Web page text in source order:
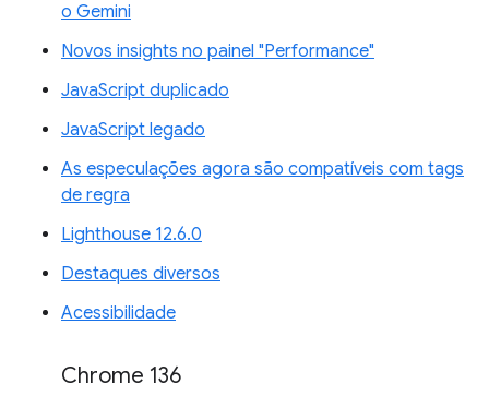
o Gemini
Novos insights no painel "Performance"
JavaScript duplicado
JavaScript legado
As especulações agora são compatíveis com tags
de regra
Lighthouse 12.6.0
Destaques diversos
Acessibilidade
Chrome 136